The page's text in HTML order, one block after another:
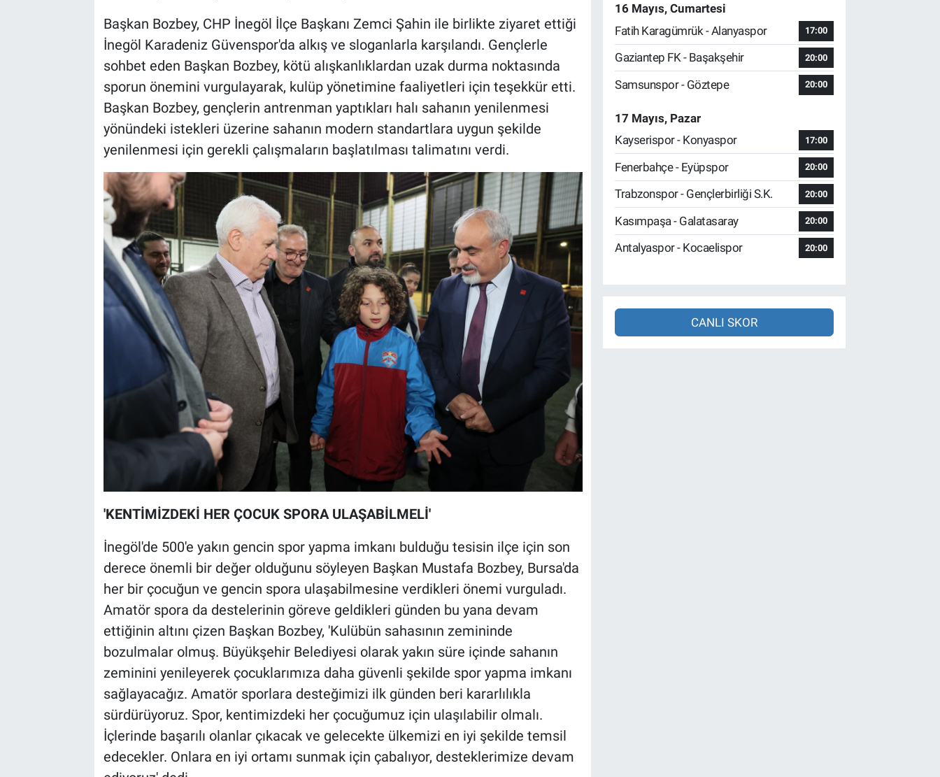
Başkan Bozbey, CHP İnegöl İlçe Başkanı Zemci Şahin ile birlikte ziyaret ettiği
İnegöl Karadeniz Güvenspor'da alkış ve sloganlarla karşılandı. Gençlerle
sohbet eden Başkan Bozbey, kötü alışkanlıklardan uzak durma noktasında
sporun önemini vurgulayarak, kulüp yönetimine faaliyetleri için teşekkür etti.
Başkan Bozbey, gençlerin antrenman yaptıkları halı sahanın yenilenmesi
yönündeki istekleri üzerine sahanın modern standartlara uygun şekilde
yenilenmesi için gerekli çalışmaların başlatılması talimatını verdi.
'KENTİMİZDEKİ HER ÇOCUK SPORA ULAŞABİLMELİ'
İnegöl'de 500'e yakın gencin spor yapma imkanı bulduğu tesisin ilçe için son
derece önemli bir değer olduğunu söyleyen Başkan Mustafa Bozbey, Bursa'da
her bir çocuğun ve gencin spora ulaşabilmesine verdikleri önemi vurguladı.
Amatör spora da destelerinin göreve geldikleri günden bu yana devam
ettiğinin altını çizen Başkan Bozbey, 'Kulübün sahasının zemininde
bozulmalar olmuş. Büyükşehir Belediyesi olarak yakın süre içinde sahanın
zeminini yenileyerek çocuklarımıza daha güvenli şekilde spor yapma imkanı
sağlayacağız. Amatör sporlara desteğimizi ilk günden beri kararlılıkla
sürdürüyoruz. Spor, kentimizdeki her çocuğumuz için ulaşılabilir olmalı.
İçlerinde başarılı olanlar çıkacak ve gelecekte ülkemizi en iyi şekilde temsil
edecekler. Onlara en iyi ortamı sunmak için çabalıyor, desteklerimize devam
16 Mayıs, Cumartesi
Fatih Karagümrük - Alanyaspor
17:00
Gaziantep FK - Başakşehir 20:00
Samsunspor - Göztepe 20:00
17 Mayıs, Pazar
Kayserispor - Konyaspor
17:00
Fenerbahçe - Eyüpspor 20:00
Trabzonspor - Gençlerbirliği S.K. 20:00
Kasımpaşa - Galatasaray 20:00
Antalyaspor - Kocaelispor 20:00
CANLI SKOR